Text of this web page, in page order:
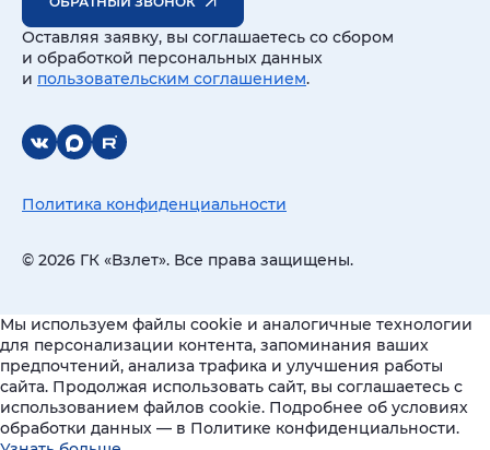
Оставляя заявку, вы соглашаетесь со сбором
и обработкой персональных данных
и пользовательским соглашением.
© 2026 ГК «Взлет». Все права защищены.
Политика конфиденциальности
Мы используем файлы cookie и аналогичные технологии
для персонализации контента, запоминания ваших
предпочтений, анализа трафика и улучшения работы
сайта. Продолжая использовать сайт, вы соглашаетесь с
использованием файлов cookie. Подробнее об условиях
обработки данных — в Политике конфиденциальности.